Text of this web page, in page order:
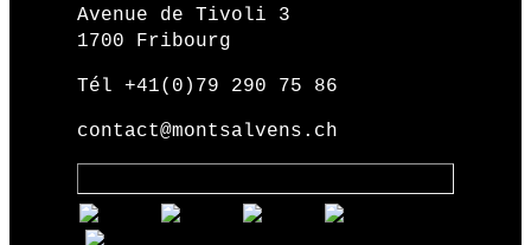
Avenue de Tivoli 3
1700 Fribourg
Tél +41(0)79 290 75 86
contact@montsalvens.ch